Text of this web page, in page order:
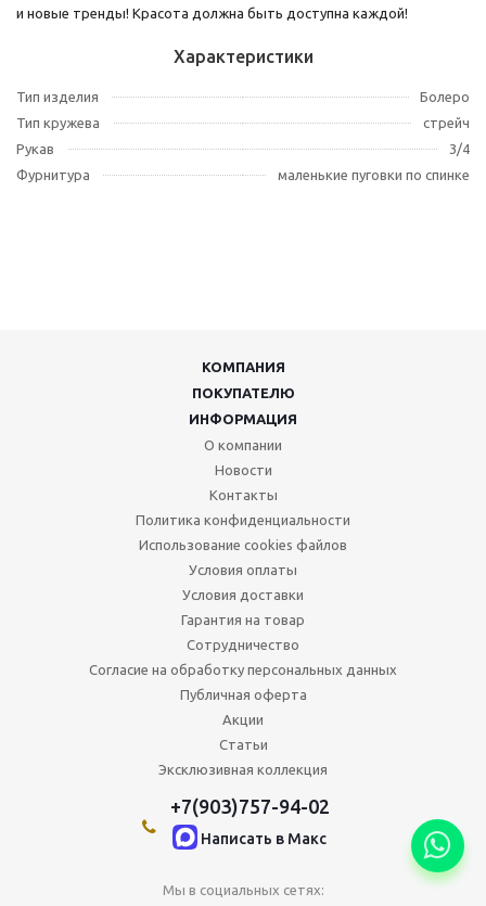
и новые тренды! Красота должна быть доступна каждой!
Характеристики
Тип изделия
Болеро
Тип кружева
стрейч
Рукав
3/4
Фурнитура
маленькие пуговки по спинке
КОМПАНИЯ
ПОКУПАТЕЛЮ
ИНФОРМАЦИЯ
О компании
Новости
Контакты
Политика конфиденциальности
Использование cookies файлов
Условия оплаты
Условия доставки
Гарантия на товар
Сотрудничество
Согласие на обработку персональных данных
Публичная оферта
Акции
Статьи
Эксклюзивная коллекция
+7(903)757-94-02
Написать в Maкс
Мы в социальных сетях: